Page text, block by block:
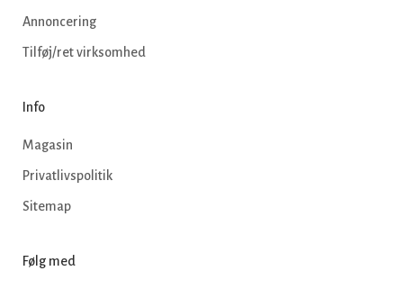
Annoncering
Tilføj/ret virksomhed
Info
Magasin
Privatlivspolitik
Sitemap
Følg med